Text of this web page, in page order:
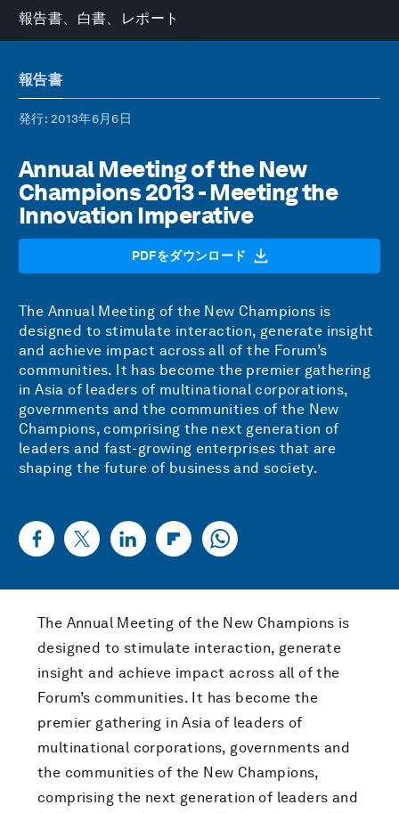
報告書、白書、レポート
報告書
発行: 2013年6月6日
Annual Meeting of the New
Champions 2013 - Meeting the
Innovation Imperative
PDFをダウンロード
The Annual Meeting of the New Champions is
designed to stimulate interaction, generate insight
and achieve impact across all of the Forum’s
communities. It has become the premier gathering
in Asia of leaders of multinational corporations,
governments and the communities of the New
Champions, comprising the next generation of
leaders and fast-growing enterprises that are
shaping the future of business and society.
The Annual Meeting of the New Champions is
designed to stimulate interaction, generate
insight and achieve impact across all of the
Forum’s communities. It has become the
premier gathering in Asia of leaders of
multinational corporations, governments and
the communities of the New Champions,
comprising the next generation of leaders and